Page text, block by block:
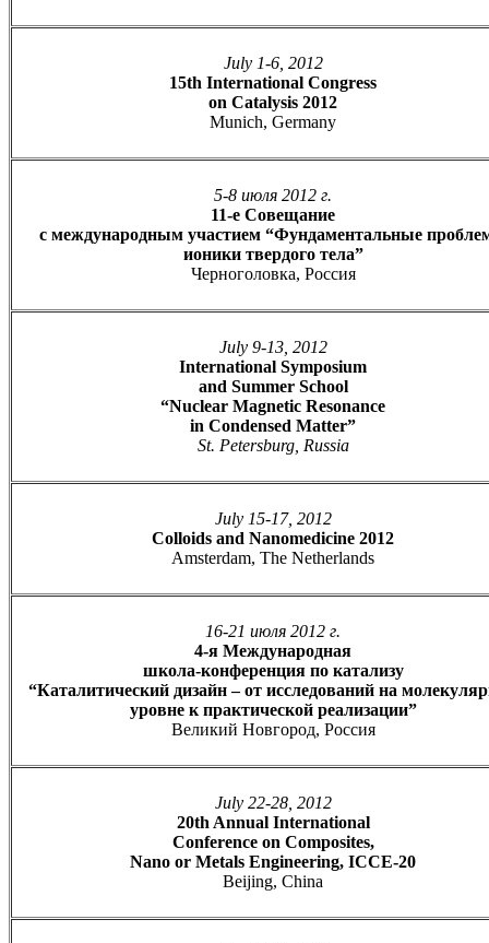
July 1-6, 2012
15th International Congress
on Catalysis 2012
Munich, Germany
5-8 июля 2012 г.
11-е Совещание
с международным участием “Фундаментальные
ионики твердого тела”
Черноголовка, Россия
July 9-13, 2012
International Symposium
and Summer School
“Nuclear Magnetic Resonance
in Condensed Matter”
St. Petersburg, Russia
July 15-17, 2012
Colloids and Nanomedicine 2012
Amsterdam, The Netherlands
16-21 июля 2012 г.
4-я Международная
школа-конференция по катализу
“Каталитический дизайн – от исследований на
уровне к практической реализации”
Великий Новгород, Россия
July 22-28, 2012
20th Annual International
Conference on Composites,
Nano or Metals Engineering, ICCE-20
Beijing, China